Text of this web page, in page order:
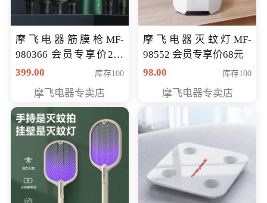
摩飞电器筋膜枪MF-
980366 会员专享价299
元
399.00 库存100
摩飞电器专卖店
摩飞电器灭蚊灯MF-
98552 会员专享价68元
98.00
库存100
摩飞电器专卖店